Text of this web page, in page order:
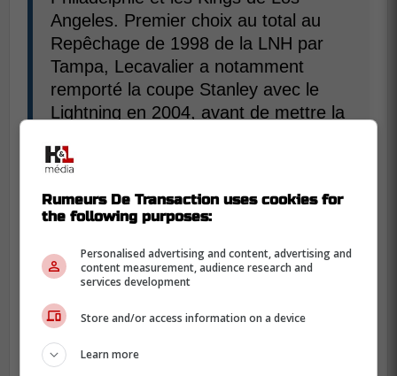
Angeles. Premier choix au total au
Repêchage de 1998 de la LNH par
Tampa, Lecavalier a notamment
remporté la coupe Stanley avec le
Lightning en 2004, avant de mettre la
grâce à 52 buts lors de la saison
Veuillez noter que Vincent Lecavalier
sera rendu disponible aux membres
des médias via Zoom plus tard
point de presse seront partagées
sous peu. » - Canadiens de Montréal
Rumeurs De Transaction uses cookies for
the following purposes:
Personalised advertising and content, advertising and
content measurement, audience research and
services development
Store and/or access information on a device
Learn more